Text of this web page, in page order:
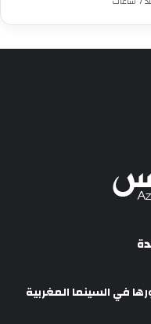
في السينما المغربية